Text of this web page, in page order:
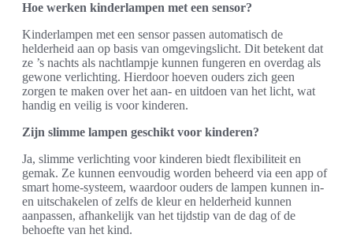
Hoe werken kinderlampen met een sensor?
Kinderlampen met een sensor passen automatisch de
helderheid aan op basis van omgevingslicht. Dit betekent dat
ze ’s nachts als nachtlampje kunnen fungeren en overdag als
gewone verlichting. Hierdoor hoeven ouders zich geen
zorgen te maken over het aan- en uitdoen van het licht, wat
handig en veilig is voor kinderen.
Zijn slimme lampen geschikt voor kinderen?
Ja, slimme verlichting voor kinderen biedt flexibiliteit en
gemak. Ze kunnen eenvoudig worden beheerd via een app of
smart home-systeem, waardoor ouders de lampen kunnen in-
en uitschakelen of zelfs de kleur en helderheid kunnen
aanpassen, afhankelijk van het tijdstip van de dag of de
behoefte van het kind.